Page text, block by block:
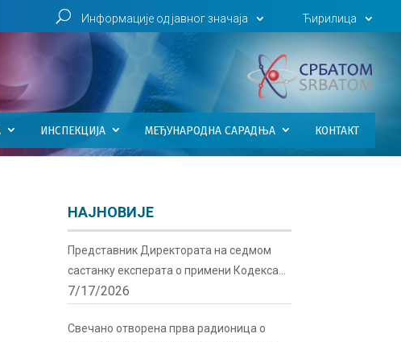
U Информације од јавног значаја Ћирилица
ИНСПЕКЦИЈА МЕЂУНАРОДНА САРАДЊА КОНТАКТ
НАЈНОВИЈЕ
Представник Директората на седмом
састанку експерата о примени Кодекса
понашања о сигурности и безбедности
7/17/2026
Свечано отворена прва радионица о